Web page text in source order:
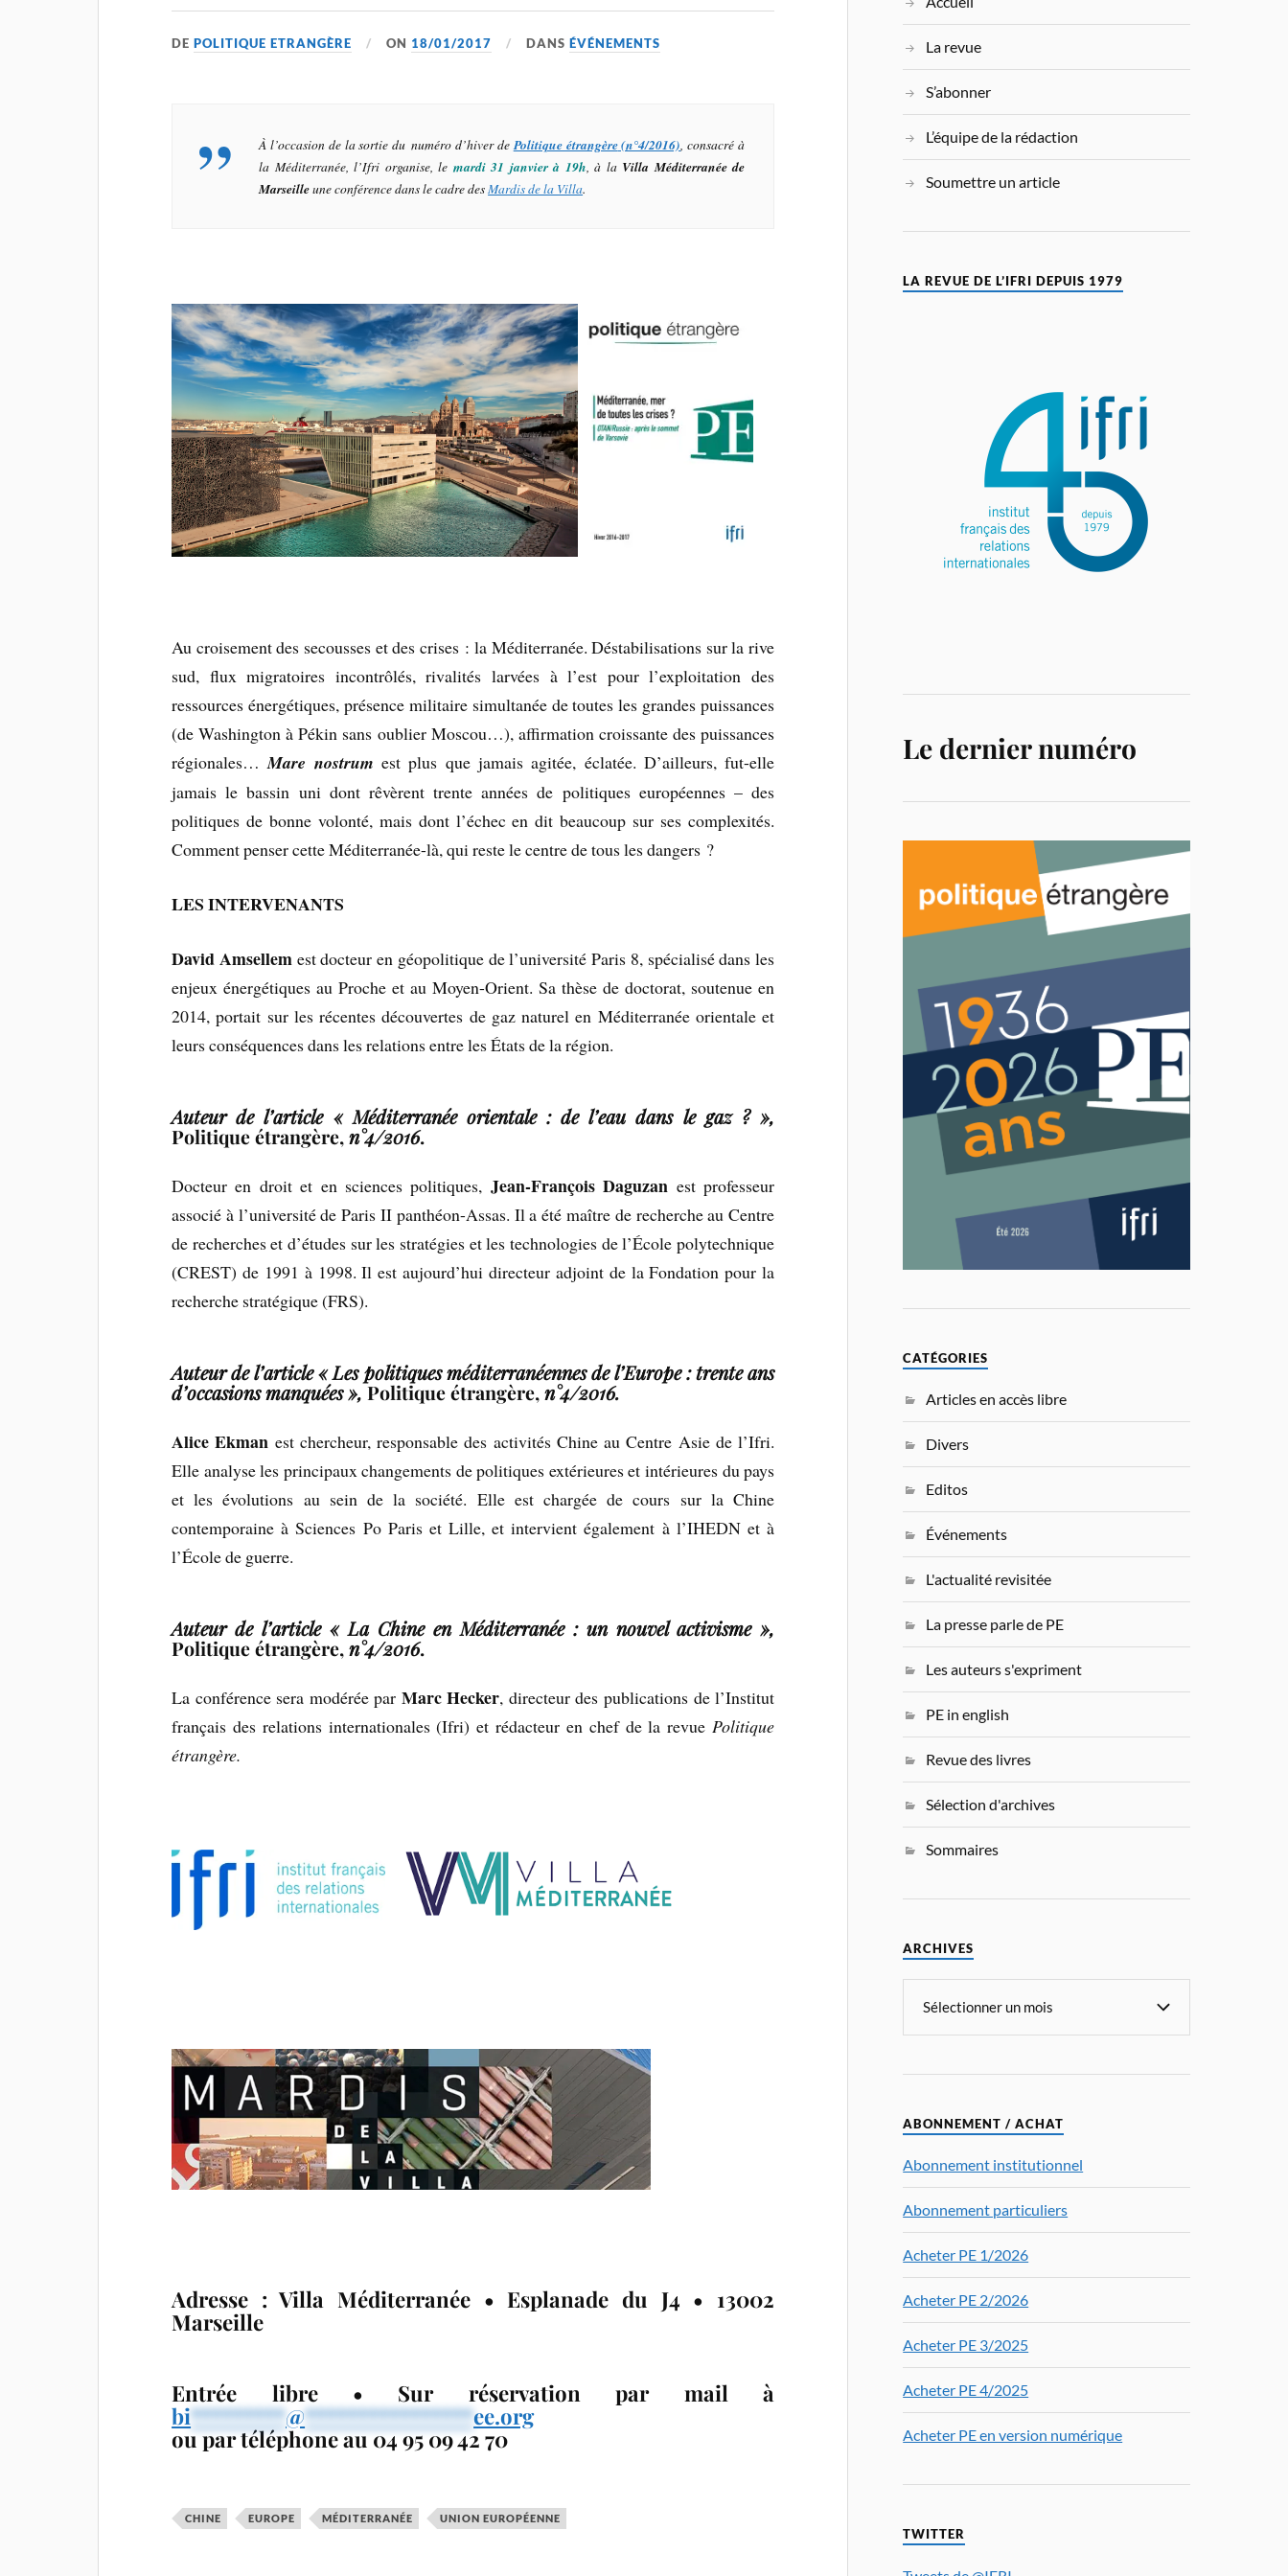
DEPOLITIQUE ETRANGÈRE ON 18/01/2017 DANSÉVÉNEMENTS
À l’occasion de la sortie du numéro d’hiver dePolitique étrangère(n°4/2016), consacré à
la Méditerranée, l’Ifri organise, le mardi 31 janvier à 19h, à la Villa Méditerranée de
Marseilleune conférence dans le cadre desMardis de la Villa.
Au croisement des secousses et des crises : la Méditerranée. Déstabilisations sur la rive
sud, flux migratoires incontrôlés, rivalités larvées à l’est pour l’exploitation des
ressources énergétiques, présence militaire simultanée de toutes les grandes puissances
(de Washington à Pékin sans oublier Moscou…), affirmation croissante des puissances
régionales…Mare nostrum est plus que jamais agitée, éclatée. D’ailleurs, fut-elle
jamais le bassin uni dont rêvèrent trente années de politiques européennes – des
politiques de bonne volonté, mais dont l’échec en dit beaucoup sur ses complexités.
Comment penser cette Méditerranée-là, qui reste le centre de tous les dangers ?
LES INTERVENANTS
David Amsellem est docteur en géopolitique de l’université Paris 8, spécialisé dans les
enjeux énergétiques au Proche et au Moyen-Orient. Sa thèse de doctorat, soutenue en
2014, portait sur les récentes découvertes de gaz naturel en Méditerranée orientale et
leurs conséquences dans les relations entre les États de la région.
Auteur de l’article « Méditerranée orientale : de l’eau dans le gaz ? »,
Politique étrangère,n°4/2016.
Docteur en droit et en sciences politiques, Jean-François Daguzan est professeur
associé à l’université de Paris II panthéon-Assas. Il a été maître de recherche au Centre
de recherches et d’études sur les stratégies et les technologies de l’École polytechnique
(CREST) de 1991 à 1998. Il est aujourd’hui directeur adjoint de la Fondation pour la
recherche stratégique (FRS).
Auteur de l’article « Les politiques méditerranéennes de l’Europe : trente ans
d’occasions manquées »,Politique étrangère,n°4/2016.
Alice Ekman est chercheur, responsable des activités Chine au Centre Asie de l’Ifri.
Elle analyse les principaux changements de politiques extérieures et intérieures du pays
et les évolutions au sein de la société. Elle est chargée de cours sur la Chine
contemporaine à Sciences Po Paris et Lille, et intervient également à l’IHEDN et à
l’École de guerre.
Auteur de l’article « La Chine en Méditerranée : un nouvel activisme »,
Politique étrangère,n°4/2016.
La conférence sera modérée par Marc Hecker, directeur des publications de l’Institut
français des relations internationales (Ifri) et rédacteur en chef de la revue Politique
étrangère.
Adresse : Villa Méditerranée • Esplanade du J4 • 13002
Marseille
Entrée libre • Sur réservation par mail à
bi*********@****************ee.org
ou par téléphone au04 95 09 42 70
CHINE EUROPE MÉDITERRANÉE UNION EUROPÉENNE
La revue
S’abonner
L’équipe de la rédaction
Soumettre un article
LA REVUE DE L’IFRI DEPUIS 1979
Le dernier numéro
CATÉGORIES
Articles en accès libre
Divers
Editos
Événements
L'actualité revisitée
La presse parle de PE
Les auteurs s'expriment
PE in english
Revue des livres
Sélection d'archives
Sommaires
ARCHIVES
ABONNEMENT / ACHAT
Abonnement institutionnel
Abonnement particuliers
Acheter PE 1/2026
Acheter PE 2/2026
Acheter PE 3/2025
Acheter PE 4/2025
Acheter PE en version numérique
TWITTER